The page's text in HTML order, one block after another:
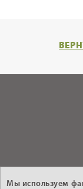
Мы используем